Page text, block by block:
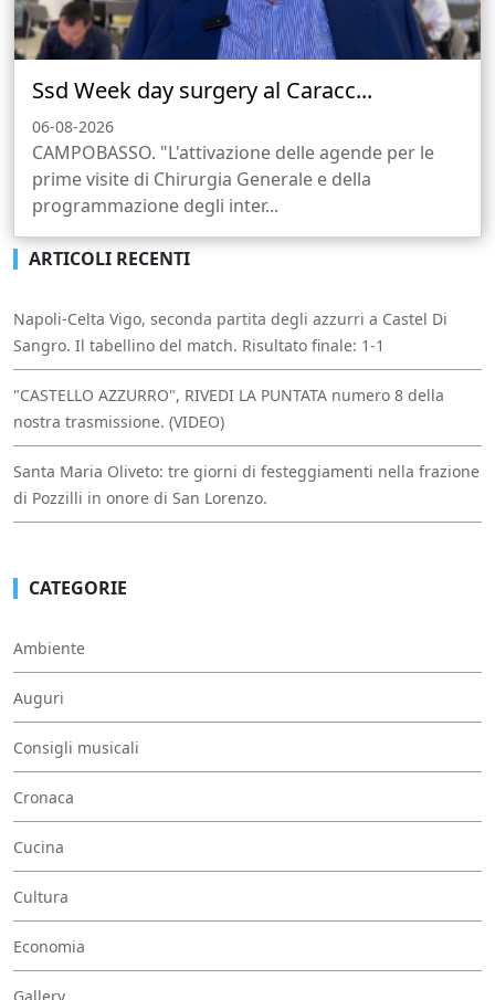
Ssd Week day surgery al Caracc...
06-08-2026
CAMPOBASSO. "L'attivazione delle agende per le
prime visite di Chirurgia Generale e della
programmazione degli inter...
ARTICOLI RECENTI
Napoli-Celta Vigo, seconda partita degli azzurri a Castel Di
Sangro. Il tabellino del match. Risultato finale: 1-1
"CASTELLO AZZURRO", RIVEDI LA PUNTATA numero 8 della
nostra trasmissione. (VIDEO)
Santa Maria Oliveto: tre giorni di festeggiamenti nella frazione
di Pozzilli in onore di San Lorenzo.
CATEGORIE
Ambiente
Auguri
Consigli musicali
Cronaca
Cucina
Cultura
Economia
Gallery